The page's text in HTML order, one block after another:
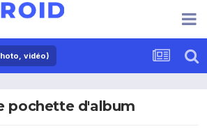
vidéo)
pochette d'album